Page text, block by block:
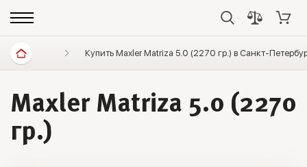
Спортивное питание Протеины Протеин
Купить Maxler Matriza 5.0 (2270 гр.) в Санкт-
Maxler Matriza 5.0 (2270
гр.)